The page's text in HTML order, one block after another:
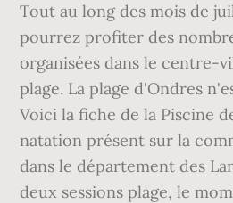
Tout au long des mois de
pourrez profiter des
organisées dans le centre-
plage. La plage d'Ondres
Voici la fiche de la Piscine
natation présent sur la
dans le département des
deux sessions plage, le